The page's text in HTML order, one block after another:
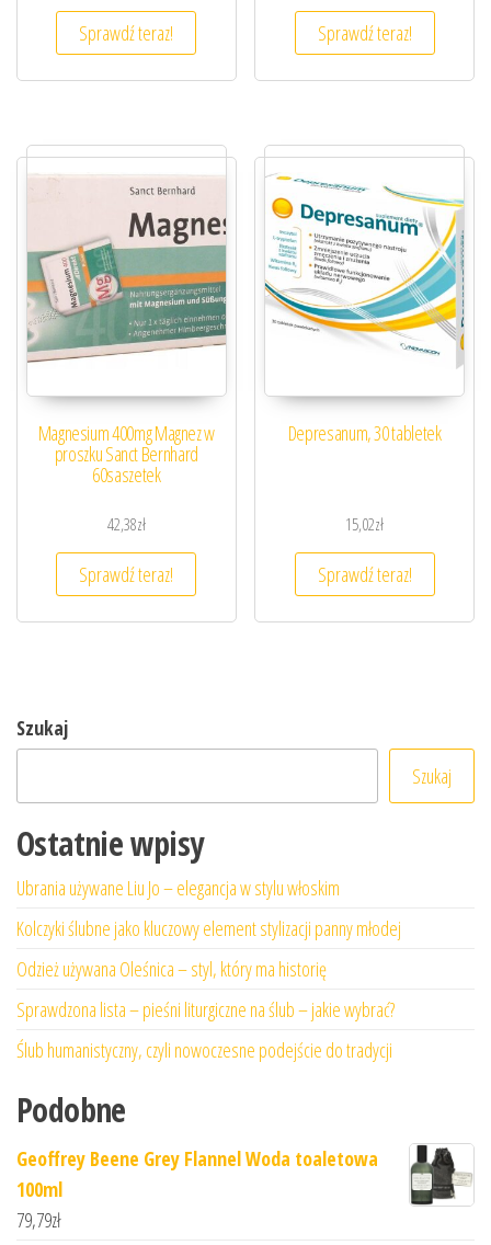
Sprawdź teraz! Sprawdź teraz!
Magnesium 400mg Magnez w
proszku Sanct Bernhard
60saszetek
42,38zł
Sprawdź teraz!
Depresanum, 30 tabletek
15,02zł
Sprawdź teraz!
Szukaj
Szukaj
Ostatnie wpisy
Ubrania używane Liu Jo – elegancja w stylu włoskim
Kolczyki ślubne jako kluczowy element stylizacji panny młodej
Odzież używana Oleśnica – styl, który ma historię
Sprawdzona lista – pieśni liturgiczne na ślub – jakie wybrać?
Ślub humanistyczny, czyli nowoczesne podejście do tradycji
Podobne
Geoffrey Beene Grey Flannel Woda toaletowa
100ml
79,79zł